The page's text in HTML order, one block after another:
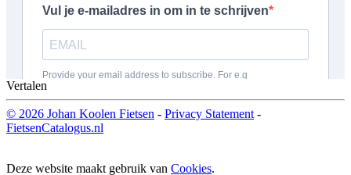
Vertalen
© 2026 Johan Koolen Fietsen - Privacy Statement -
FietsenCatalogus.nl
Deze website maakt gebruik van Cookies.